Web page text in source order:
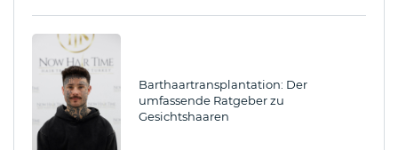
Barthaartransplantation: Der
umfassende Ratgeber zu
Gesichtshaaren